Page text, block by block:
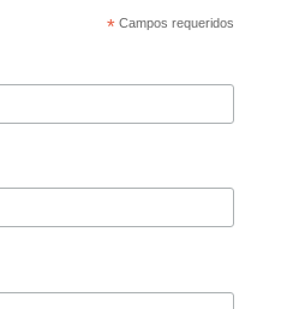
* Campos requeridos